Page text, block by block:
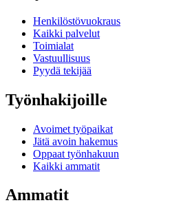
Henkilöstövuokraus
Kaikki palvelut
Toimialat
Vastuullisuus
Pyydä tekijää
Työnhakijoille
Avoimet työpaikat
Jätä avoin hakemus
Oppaat työnhakuun
Kaikki ammatit
Ammatit